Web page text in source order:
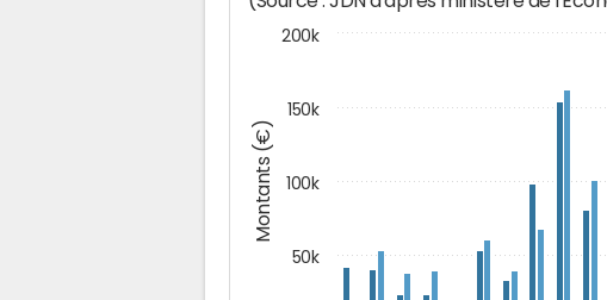
Montants (€)
50k
100k
150k
200k